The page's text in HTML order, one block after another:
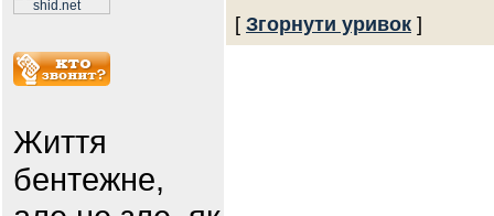
Життя
бентежне,
[ Згорнути уривок ]